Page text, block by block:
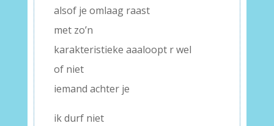
alsof je omlaag raast
met zo’n
karakteristieke aaaloopt r wel
of niet
iemand achter je
ik durf niet